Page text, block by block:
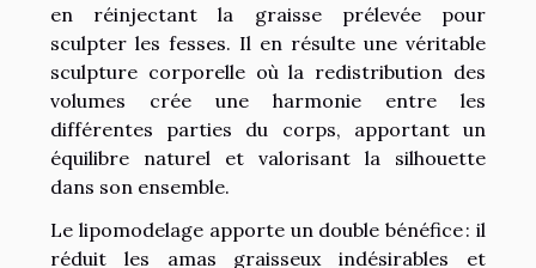
en réinjectant la graisse prélevée pour
sculpter les fesses. Il en résulte une véritable
sculpture corporelle où la redistribution des
volumes crée une harmonie entre les
différentes parties du corps, apportant un
équilibre naturel et valorisant la silhouette
dans son ensemble.
Le lipomodelage apporte un double bénéfice : il
réduit les amas graisseux indésirables et